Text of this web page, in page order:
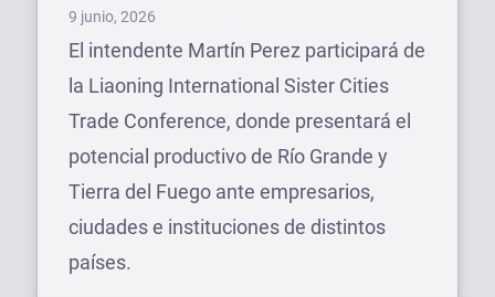
Publicado
el
9 junio, 2026
El intendente Martín Perez participará de
la Liaoning International Sister Cities
Trade Conference, donde presentará el
potencial productivo de Río Grande y
Tierra del Fuego ante empresarios,
ciudades e instituciones de distintos
países.